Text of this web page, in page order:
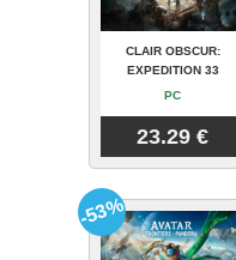
CLAIR OBSCUR:
EXPEDITION 33
PC
23.29 €
-53%